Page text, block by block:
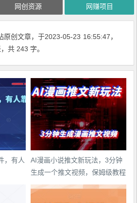
网创资源 网赚项目
原创文章，于2023-05-23 16:55:47，
共 243 字。
，有人
AI漫画小说推文新玩法，3分钟
生成一个推文视频，保姆级教程
【配项目操作和软件教程】